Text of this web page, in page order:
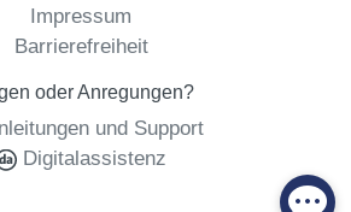
Impressum
Barrierefreiheit
oder Anregungen?
und Support
Digitalassistenz